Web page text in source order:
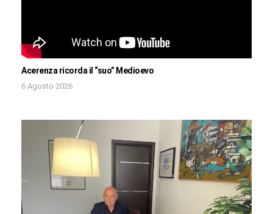
Acerenza ricorda il “suo” Medioevo
6 Agosto 2026